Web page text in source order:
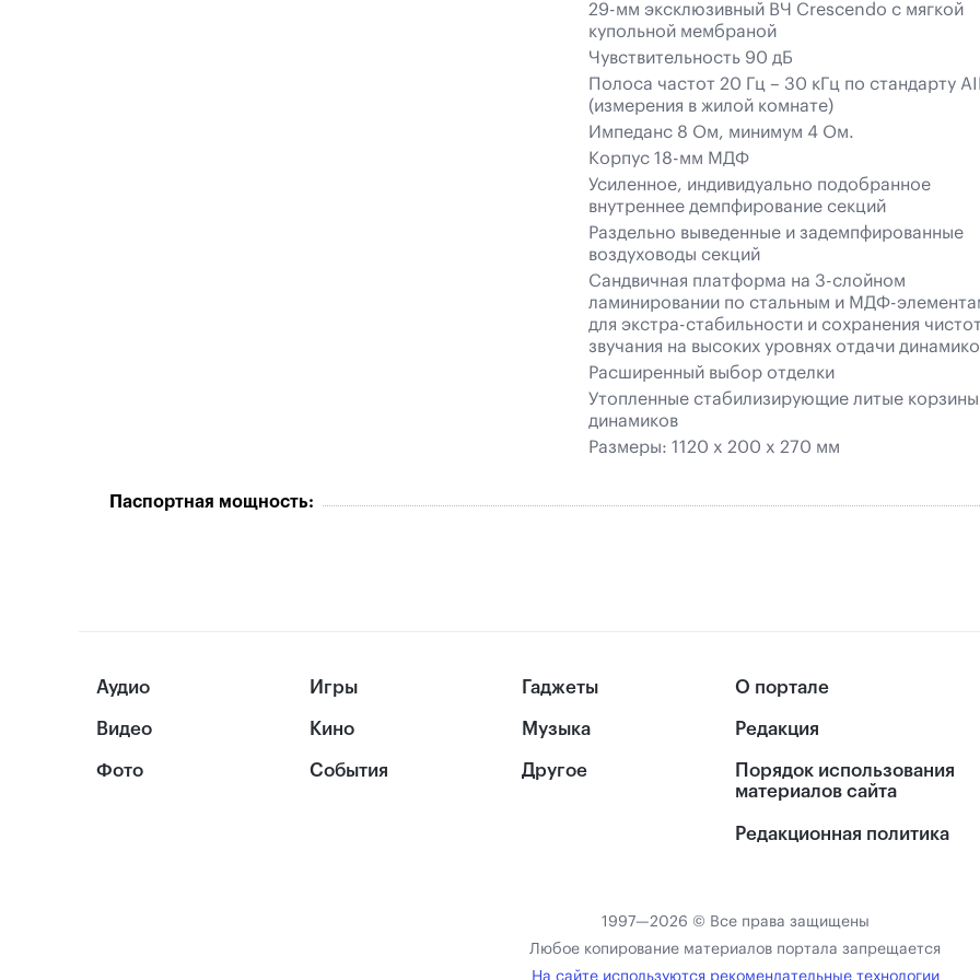
29-мм эксклюзивный ВЧ Crescendo с мягкой
купольной мембраной
Чувствительность 90 дБ
Полоса частот 20 Гц – 30 кГц по стандарту
(измерения в жилой комнате)
Импеданс 8 Ом, минимум 4 Ом.
Корпус 18-мм МДФ
Усиленное, индивидуально подобранное
внутреннее демпфирование секций
Раздельно выведенные и задемпфированные
воздуховоды секций
Сандвичная платформа на 3-слойном
ламинировании по стальным и МДФ-
для экстра-стабильности и сохранения
звучания на высоких уровнях отдачи
Расширенный выбор отделки
Утопленные стабилизирующие литые корзины
динамиков
Размеры: 1120 x 200 x 270 мм
Паспортная мощность:
Аудио
Видео
Фото
Игры
Кино
События
Гаджеты
Музыка
Другое
О портале
Редакция
Порядок использования
материалов сайта
Редакционная политика
1997—2026 © Все права защищены
Любое копирование материалов портала запрещается
На сайте используются рекомендательные технологии